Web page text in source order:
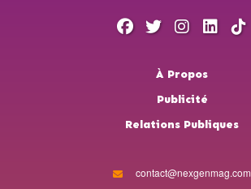
À Propos
Publicité
Relations Publiques
contact@nexgenmag.com